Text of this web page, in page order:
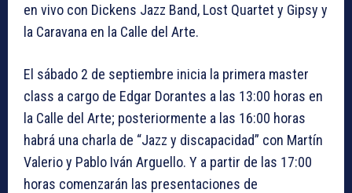
en vivo con Dickens Jazz Band, Lost Quartet y Gipsy y
la Caravana en la Calle del Arte.
El sábado 2 de septiembre inicia la primera master
class a cargo de Edgar Dorantes a las 13:00 horas en
la Calle del Arte; posteriormente a las 16:00 horas
habrá una charla de “Jazz y discapacidad” con Martín
Valerio y Pablo Iván Arguello. Y a partir de las 17:00
horas comenzarán las presentaciones de